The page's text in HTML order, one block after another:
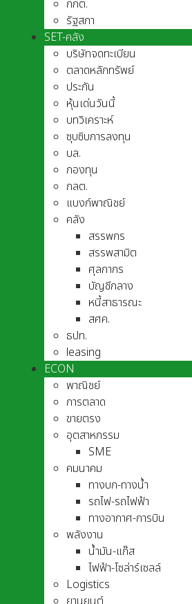
กกต.
รัฐสภา
SET-คลัง
บริษัทจดทะเบียน
ตลาดหลักทรัพย์
ประกัน
หุ้นเด่นวันนี้
บทวิเคราะห์
ซุบซิบการลงทุน
บล.
กองทุน
กลต.
แบงก์พาณิชย์
คลัง
สรรพกร
สรรพสามิต
ศุลกากร
บัญชีกลาง
หนี้สาธารณะ
สศค.
ธปท.
leasing
ECON
พาณิชย์
การตลาด
ขายตรง
อุตสาหกรรม
SME
คมนาคม
ทางบก-ทางน้ำ
รถไฟ-รถไฟฟ้า
ทางอากาศ-การบิน
พลังงาน
น้ำมัน-แก๊ส
ไฟฟ้า-โซล่าร์เซลล์
Logistics